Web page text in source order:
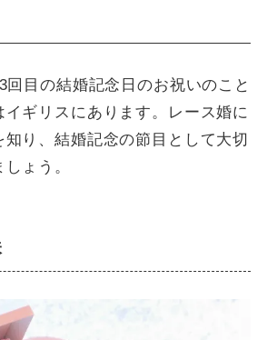
回目の結婚記念日のお祝いのこと
ギリスにあります。レース婚に
り、結婚記念の節目として大切
ょう。